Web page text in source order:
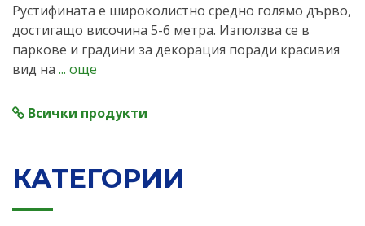
Рустифината е широколистно средно голямо дърво,
достигащо височина 5-6 метра. Използва се в
паркове и градини за декорация поради красивия
вид на ... още
Всички продукти
КАТЕГОРИИ